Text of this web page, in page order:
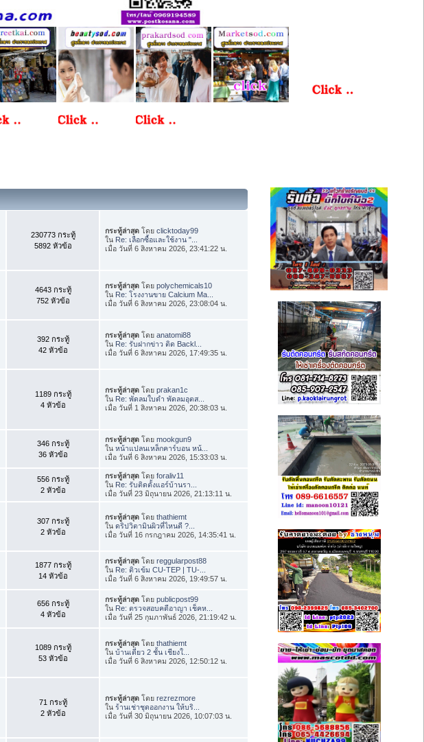
230773 กระทู้
5892 หัวข้อ
กระทู้ล่าสุด โดยclicktoday99
ใน Re: เลือกซื้อและใช้งาน "...
เมื่อ วันที่ 6 สิงหาคม 2026, 23:41:22 น.
4643 กระทู้
752 หัวข้อ
กระทู้ล่าสุด โดยpolychemicals10
ใน Re: โรงงานขาย Calcium Ma...
เมื่อ วันที่ 6 สิงหาคม 2026, 23:08:04 น.
392 กระทู้
42 หัวข้อ
กระทู้ล่าสุด โดยanatomi88
ใน Re: รับฝากข่าว ติด Backl...
เมื่อ วันที่ 6 สิงหาคม 2026, 17:49:35 น.
1189 กระทู้
4 หัวข้อ
กระทู้ล่าสุด โดยprakan1c
ใน Re: พัดลมใบดำ พัดลมอุตส...
เมื่อ วันที่ 1 สิงหาคม 2026, 20:38:03 น.
346 กระทู้
36 หัวข้อ
กระทู้ล่าสุด โดยmookgun9
ในหน้าแปลนเหล็กคาร์บอน หน้...
เมื่อ วันที่ 6 สิงหาคม 2026, 15:33:03 น.
556 กระทู้
2 หัวข้อ
กระทู้ล่าสุด โดยforaliv11
ใน Re: รับติดตั้งแอร์บ้านรา...
เมื่อ วันที่ 23 มิถุนายน 2026, 21:13:11 น.
307 กระทู้
2 หัวข้อ
กระทู้ล่าสุด โดยthathiemt
ในดริปวิตามินผิวที่ไหนดี ?...
เมื่อ วันที่ 16 กรกฎาคม 2026, 14:35:41 น.
1877 กระทู้
14 หัวข้อ
กระทู้ล่าสุด โดยreggularpost88
ใน Re: ติวเข้ม CU-TEP | TU-...
เมื่อ วันที่ 6 สิงหาคม 2026, 19:49:57 น.
656 กระทู้
4 หัวข้อ
กระทู้ล่าสุด โดยpublicpost99
ใน Re: ตรวจสอบคดีอาญา เช็คห...
เมื่อ วันที่ 25 กุมภาพันธ์ 2026, 21:19:42 น.
1089 กระทู้
53 หัวข้อ
กระทู้ล่าสุด โดยthathiemt
ในบ้านเดี่ยว 2 ชั้น เชียงใ...
เมื่อ วันที่ 6 สิงหาคม 2026, 12:50:12 น.
71 กระทู้
2 หัวข้อ
กระทู้ล่าสุด โดยrezrezmore
ในร้านเช่าชุดออกงาน ให้บริ...
เมื่อ วันที่ 30 มิถุนายน 2026, 10:07:03 น.